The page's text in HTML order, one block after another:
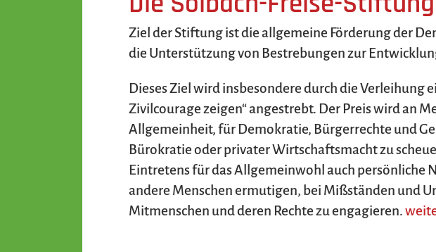
Ziel der Stiftung ist die allgemeine Förderung der
die Unterstützung von Bestrebungen zur
Dieses Ziel wird insbesondere durch die Verleihung
Zivilcourage zeigen“ angestrebt. Der Preis wird an
Allgemeinheit, für Demokratie, Bürgerrechte und
Bürokratie oder privater Wirtschaftsmacht zu
Eintretens für das Allgemeinwohl auch persönliche
andere Menschen ermutigen, bei Mißständen und
Mitmenschen und deren Rechte zu engagieren.